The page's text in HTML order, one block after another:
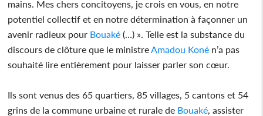
mains. Mes chers concitoyens, je crois en vous, en notre
potentiel collectif et en notre détermination à façonner un
avenir radieux pour Bouaké (…) ». Telle est la substance du
discours de clôture que le ministreAmadou Koné n’a pas
souhaité lire entièrement pour laisser parler son cœur.
Ils sont venus des 65 quartiers, 85 villages, 5 cantons et 54
grins de la commune urbaine et rurale de Bouaké, assister